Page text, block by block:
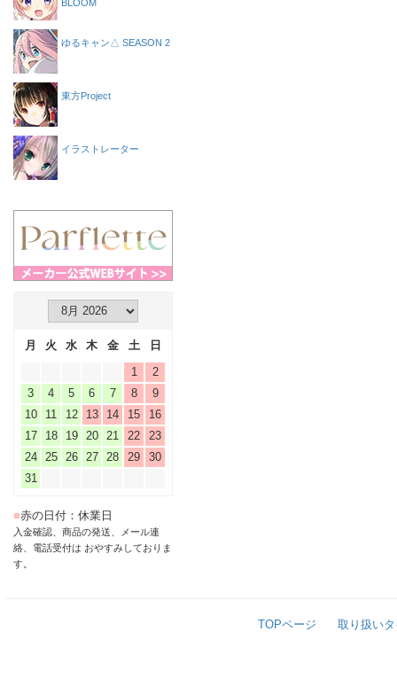
BLOOM
ゆるキャン△ SEASON 2
東方Project
イラストレーター
月 火 水 木 金 土
日
1
2
3
4 5 6 7 8
9
10
11 12 13 14 15
16
17
18 19 20 21 22
23
24
25 26 27 28 29
30
31
■赤の日付：休業日
入金確認、商品の発送、メール連
絡、電話受付は おやすみしておりま
す。
TOPページ 取り扱い